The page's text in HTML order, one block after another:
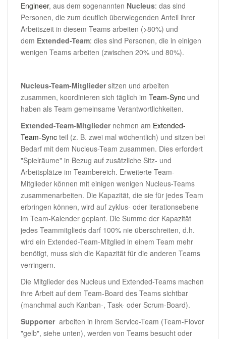
Engineer, aus dem sogenannten Nucleus: das sind
Personen, die zum deutlich überwiegenden Anteil ihrer
Arbeitszeit in diesem Teams arbeiten (>80%) und
dem Extended-Team: dies sind Personen, die in einigen
wenigen Teams arbeiten (zwischen 20% und 80%).
Nucleus-Team-Mitgliedersitzen und arbeiten
zusammen, koordinieren sich täglich im Team-Sync und
haben als Team gemeinsame Verantwortlichkeiten.
Extended-Team-Mitgliedernehmen am Extended-
Team-Sync teil (z. B. zwei mal wöchentlich) und sitzen bei
Bedarf mit dem Nucleus-Team zusammen. Dies erfordert
"Spielräume" in Bezug auf zusätzliche Sitz- und
Arbeitsplätze im Teambereich. Erweiterte Team-
Mitglieder können mit einigen wenigen Nucleus-Teams
zusammenarbeiten. Die Kapazität, die sie für jedes Team
erbringen können, wird auf zyklus- oder iterationsebene
im Team-Kalender geplant. Die Summe der Kapazität
jedes Teammitglieds darf 100% nie überschreiten, d.h.
wird ein Extended-Team-Mitglied in einem Team mehr
benötigt, muss sich die Kapazität für die anderen Teams
verringern.
Die Mitglieder des Nucleus und Extended-Teams machen
ihre Arbeit auf dem Team-Board des Teams sichtbar
(manchmal auch Kanban-, Task- oder Scrum-Board).
Supporterarbeiten in ihrem Service-Team (Team-Flovor
"gelb", siehe unten), werden von Teams besucht oder